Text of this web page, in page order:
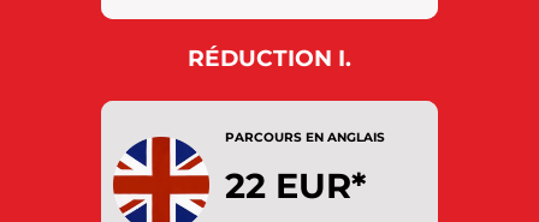
RÉDUCTION I.
PARCOURS EN ANGLAIS
22 EUR*